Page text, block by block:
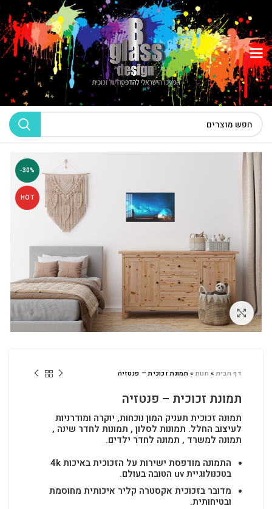
-30%
HOT
לחץ להגדלה
דף הבית» חנות»תמונת זכוכית – פנטזיה
תמונת זכוכית – פנטזיה
תמונה זכוכית תעניק המון נוכחות, יוקרה ומודרניות
לעיצוב החלל. תמונות לסלון , תמונות לחדר שינה ,
תמונה למשרד , תמונה לחדר ילדים.
התמונה מודפסת ישירות על הזכוכית באיכות 4k
בטכנולוגיית uv הטובה בעולם.
מדובר בזכוכית אקסטרה קליר איכותית מחוסמת
ובטיחותית.